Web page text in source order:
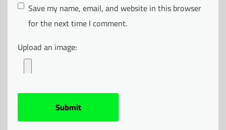
Save my name, email, and website in this browser
for the next time I comment.
Upload an image: